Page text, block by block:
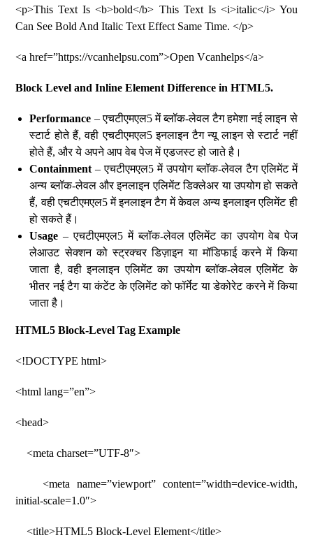
<p>This Text Is <b>bold</b> This Text Is <i>italic</i> You
Can See Bold And Italic Text Effect Same Time. </p>
<a href=”https://vcanhelpsu.com”>Open Vcanhelps</a>
Block Level and Inline Element Difference in HTML5.
Performance – एचटीएमएल5 में ब्लॉक-लेवल टैग हमेशा नई लाइन से
स्टार्ट होते हैं, वही एचटीएमएल5 इनलाइन टैग न्यू लाइन से स्टार्ट नहीं
होते हैं, और ये अपने आप वेब पेज में एडजस्ट हो जाते है।
Containment – एचटीएमएल5 में उपयोग ब्लॉक-लेवल टैग एलिमेंट में
अन्य ब्लॉक-लेवल और इनलाइन एलिमेंट डिक्लेअर या उपयोग हो सकते
हैं, वही एचटीएमएल5 में इनलाइन टैग में केवल अन्य इनलाइन एलिमेंट ही
हो सकते हैं।
Usage – एचटीएमएल5 में ब्लॉक-लेवल एलिमेंट का उपयोग वेब पेज
लेआउट सेक्शन को स्ट्रक्चर डिज़ाइन या मॉडिफाई करने में किया
जाता है, वही इनलाइन एलिमेंट का उपयोग ब्लॉक-लेवल एलिमेंट के
भीतर नई टैग या कंटेंट के एलिमेंट को फॉर्मेट या डेकोरेट करने में किया
जाता है।
HTML5 Block-Level Tag Example
<!DOCTYPE html>
<html lang=”en”>
<head>
<meta charset=”UTF-8″>
<meta name=”viewport” content=”width=device-width,
initial-scale=1.0″>
<title>HTML5 Block-Level Element</title>